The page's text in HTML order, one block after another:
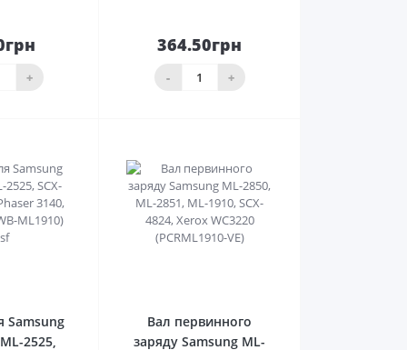
+
364.50грн
- +
До
кошика
Samsung
2525,
Вал первинного
заряду Samsung ML-